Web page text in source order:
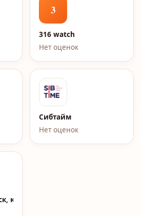
3
316 watch
Нет оценок
Сибтайм
Нет оценок
кв. Жукова, д.7